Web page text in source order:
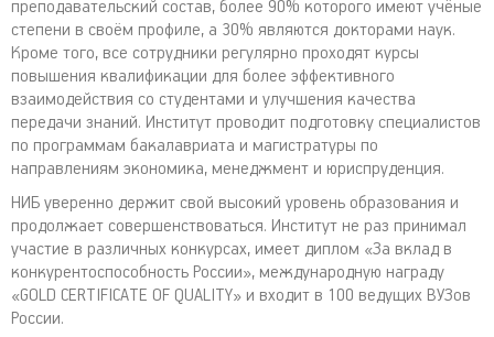
преподавательский состав, более 90% которого имеют учёные
степени в своём профиле, а 30% являются докторами наук.
Кроме того, все сотрудники регулярно проходят курсы
повышения квалификации для более эффективного
взаимодействия со студентами и улучшения качества
передачи знаний. Институт проводит подготовку специалистов
по программам бакалавриата и магистратуры по
направлениям экономика, менеджмент и юриспруденция.
НИБ уверенно держит свой высокий уровень образования и
продолжает совершенствоваться. Институт не раз принимал
участие в различных конкурсах, имеет диплом «За вклад в
конкурентоспособность России», международную награду
«GOLD CERTIFICATE OF QUALITY» и входит в 100 ведущих ВУЗов
России.